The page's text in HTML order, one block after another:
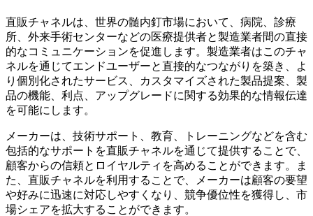
直販チャネルは、世界の髄内釘市場において、病院、診療
所、外来手術センターなどの医療提供者と製造業者間の直接
的なコミュニケーションを促進します。製造業者はこのチャ
ネルを通じてエンドユーザーと直接的なつながりを築き、よ
り個別化されたサービス、カスタマイズされた製品提案、製
品の機能、利点、アップグレードに関する効果的な情報伝達
を可能にします。
メーカーは、技術サポート、教育、トレーニングなどを含む
包括的なサポートを直販チャネルを通じて提供することで、
顧客からの信頼とロイヤルティを高めることができます。ま
た、直販チャネルを利用することで、メーカーは顧客の要望
や好みに迅速に対応しやすくなり、競争優位性を獲得し、市
場シェアを拡大​​することができます。